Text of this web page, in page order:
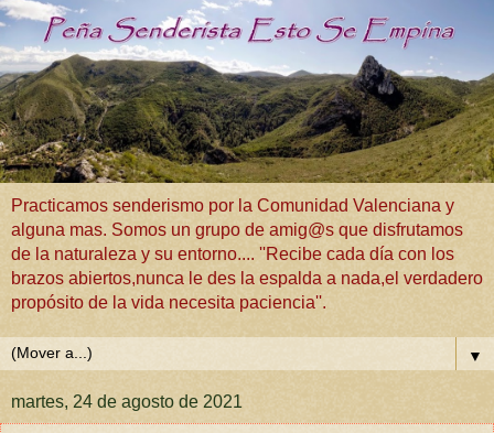
Practicamos senderismo por la Comunidad Valenciana y
alguna mas. Somos un grupo de amig@s que disfrutamos
de la naturaleza y su entorno.... ''Recibe cada día con los
brazos abiertos,nunca le des la espalda a nada,el verdadero
propósito de la vida necesita paciencia''.
▼
martes, 24 de agosto de 2021